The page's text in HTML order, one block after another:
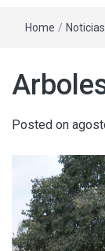
Home /
Posted on